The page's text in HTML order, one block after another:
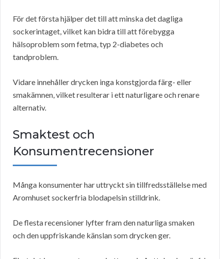
För det första hjälper det till att minska det dagliga
sockerintaget, vilket kan bidra till att förebygga
hälsoproblem som fetma, typ 2-diabetes och
tandproblem.
Vidare innehåller drycken inga konstgjorda färg- eller
smakämnen, vilket resulterar i ett naturligare och renare
alternativ.
Smaktest och
Konsumentrecensioner
Många konsumenter har uttryckt sin tillfredsställelse med
Aromhuset sockerfria blodapelsin stilldrink.
De flesta recensioner lyfter fram den naturliga smaken
och den uppfriskande känslan som drycken ger.